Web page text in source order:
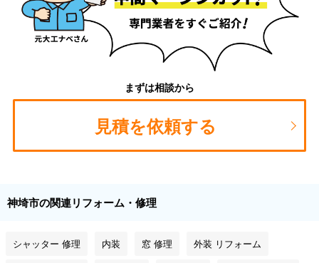
まずは相談から
見積を依頼する
神埼市の関連リフォーム・修理
シャッター 修理 内装 窓 修理 外装 リフォーム